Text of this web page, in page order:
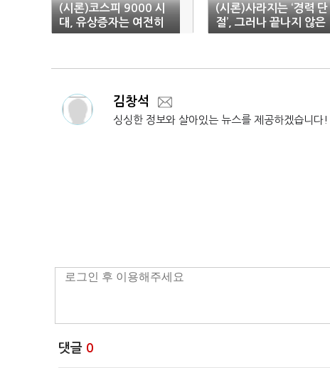
(시론)코스피 9000 시
대, 유상증자는 여전히
금기인가
(시론)사라지는 ‘경력 단
절’, 그러나 끝나지 않은
이야기
김창석
싱싱한 정보와 살아있는 뉴스를 제공하겠습니다!
댓글 0